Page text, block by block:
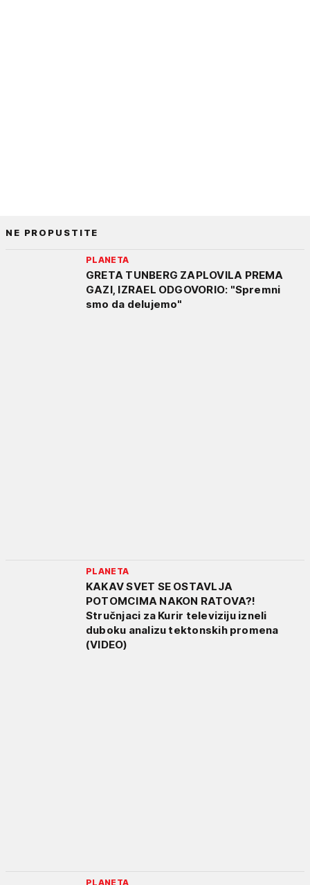
NE PROPUSTITE
PLANETA
GRETA TUNBERG ZAPLOVILA PREMA
GAZI, IZRAEL ODGOVORIO: "Spremni
smo da delujemo"
PLANETA
KAKAV SVET SE OSTAVLJA
POTOMCIMA NAKON RATOVA?!
Stručnjaci za Kurir televiziju izneli
duboku analizu tektonskih promena
(VIDEO)
PLANETA